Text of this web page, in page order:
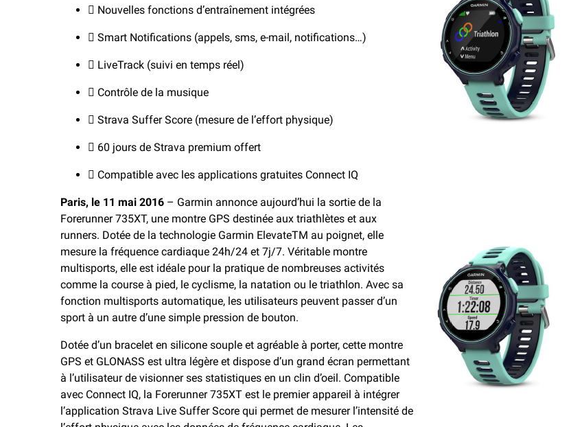
 Nouvelles fonctions d’entraînement intégrées
 Smart Notifications (appels, sms, e-mail, notifications…)
 LiveTrack (suivi en temps réel)
 Contrôle de la musique
 Strava Suffer Score (mesure de l’effort physique)
 60 jours de Strava premium offert
 Compatible avec les applications gratuites Connect IQ
Paris, le 11 mai 2016 – Garmin annonce aujourd’hui la sortie de la
Forerunner 735XT, une montre GPS destinée aux triathlètes et aux
runners. Dotée de la technologie Garmin ElevateTM au poignet, elle
mesure la fréquence cardiaque 24h/24 et 7j/7. Véritable montre
multisports, elle est idéale pour la pratique de nombreuses activités
comme la course à pied, le cyclisme, la natation ou le triathlon. Avec sa
fonction multisports automatique, les utilisateurs peuvent passer d’un
sport à un autre d’une simple pression de bouton.
Dotée d’un bracelet en silicone souple et agréable à porter, cette montre
GPS et GLONASS est ultra légère et dispose d’un grand écran permettant
à l’utilisateur de visionner ses statistiques en un clin d’oeil. Compatible
avec Connect IQ, la Forerunner 735XT est le premier appareil à intégrer
l’application Strava Live Suffer Score qui permet de mesurer l’intensité de